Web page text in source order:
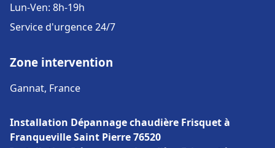
Lun-Ven: 8h-19h
Service d'urgence 24/7
Zone intervention
Gannat, France
Installation Dépannage chaudière Frisquet à
Franqueville Saint Pierre 76520